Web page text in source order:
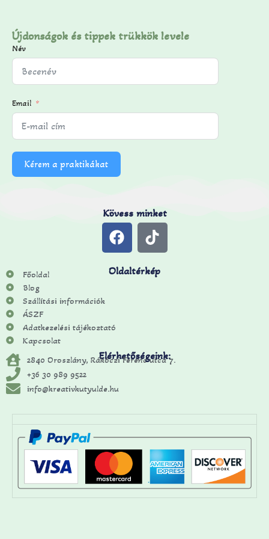
Újdonságok és tippek trükkök levele
Név
Email
Kérem a praktikákat
Kövess minket
Oldaltérkép
Főoldal
Blog
Szállítási információk
ÁSZF
Adatkezelési tájékoztató
Kapcsolat
Elérhetőségeink:
2840 Oroszlány, Rákóczi Ferenc utca 7.
+36 30 989 9522
info@kreativkutyulde.hu